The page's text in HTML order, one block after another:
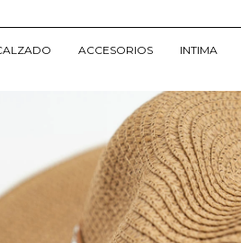
ACCESORIOS INTIMA